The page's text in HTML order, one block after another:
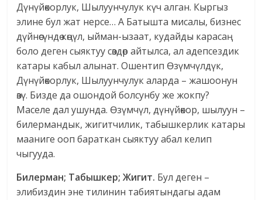
Дүнүйөкорлук, Шылуунчулук күч алган. Кыргыз
элине бул жат нерсе… А Батышта мисалы, бизнес
дүйнөсүндө көңүл, ыйман-ызаат, кудайды карасаң
боло деген сыяктуу сөздөр айтылса, ал адепсездик
катары кабыл алынат. Ошентип Өзүмчүлдүк,
Дүнүйөкорлук, Шылуунчулук аларда – жашоонун
өзү. Бизде да ошондой болсунбу же жокпу?
Маселе дал ушунда. Өзүмчүл, дүнүйөкор, шылуун –
билермандык, жигитчилик, табышкерлик катары
мааниге ооп бараткан сыяктуу абал келип
чыгууда.
Билерман; Табышкер; Жигит. Бул деген –
элибиздин эне тилинин табиятындагы адам